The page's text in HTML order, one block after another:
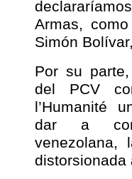
Armas,
Simón
Por su
del PCV
l’Humanité
dar a
venezolana,
distorsionada